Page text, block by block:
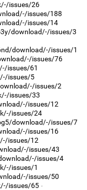
issues/26
issues/188
issues/14
download/-/issues/3
download/-/issues/1
issues/76
issues/61
issues/5
issues/2
issues/33
issues/12
issues/24
download/-/issues/7
issues/16
issues/12
issues/43
issues/4
issues/1
issues/50
issues/65